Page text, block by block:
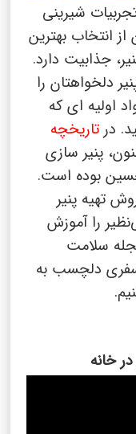
شیرینی
انتخاب بهترین
جذابیت دارد.
دلخواهتان را
اولیه ای که
درتاریخچه
پنیر سازی
بوده است.
تهیه پنیر
را آموزش
سلامت
دلچسب به
.
خانه